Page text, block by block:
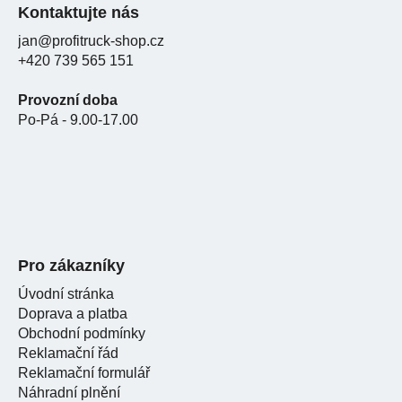
Kontaktujte nás
jan@profitruck-shop.cz
+420 739 565 151
Provozní doba
Po-Pá - 9.00-17.00
Pro zákazníky
Úvodní stránka
Doprava a platba
Obchodní podmínky
Reklamační řád
Reklamační formulář
Náhradní plnění